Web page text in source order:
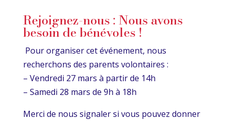
Rejoignez-nous : Nous avons
besoin de bénévoles !
Pour organiser cet événement, nous
recherchons des parents volontaires :
– Vendredi 27 mars à partir de 14h
– Samedi 28 mars de 9h à 18h
Merci de nous signaler si vous pouvez donner